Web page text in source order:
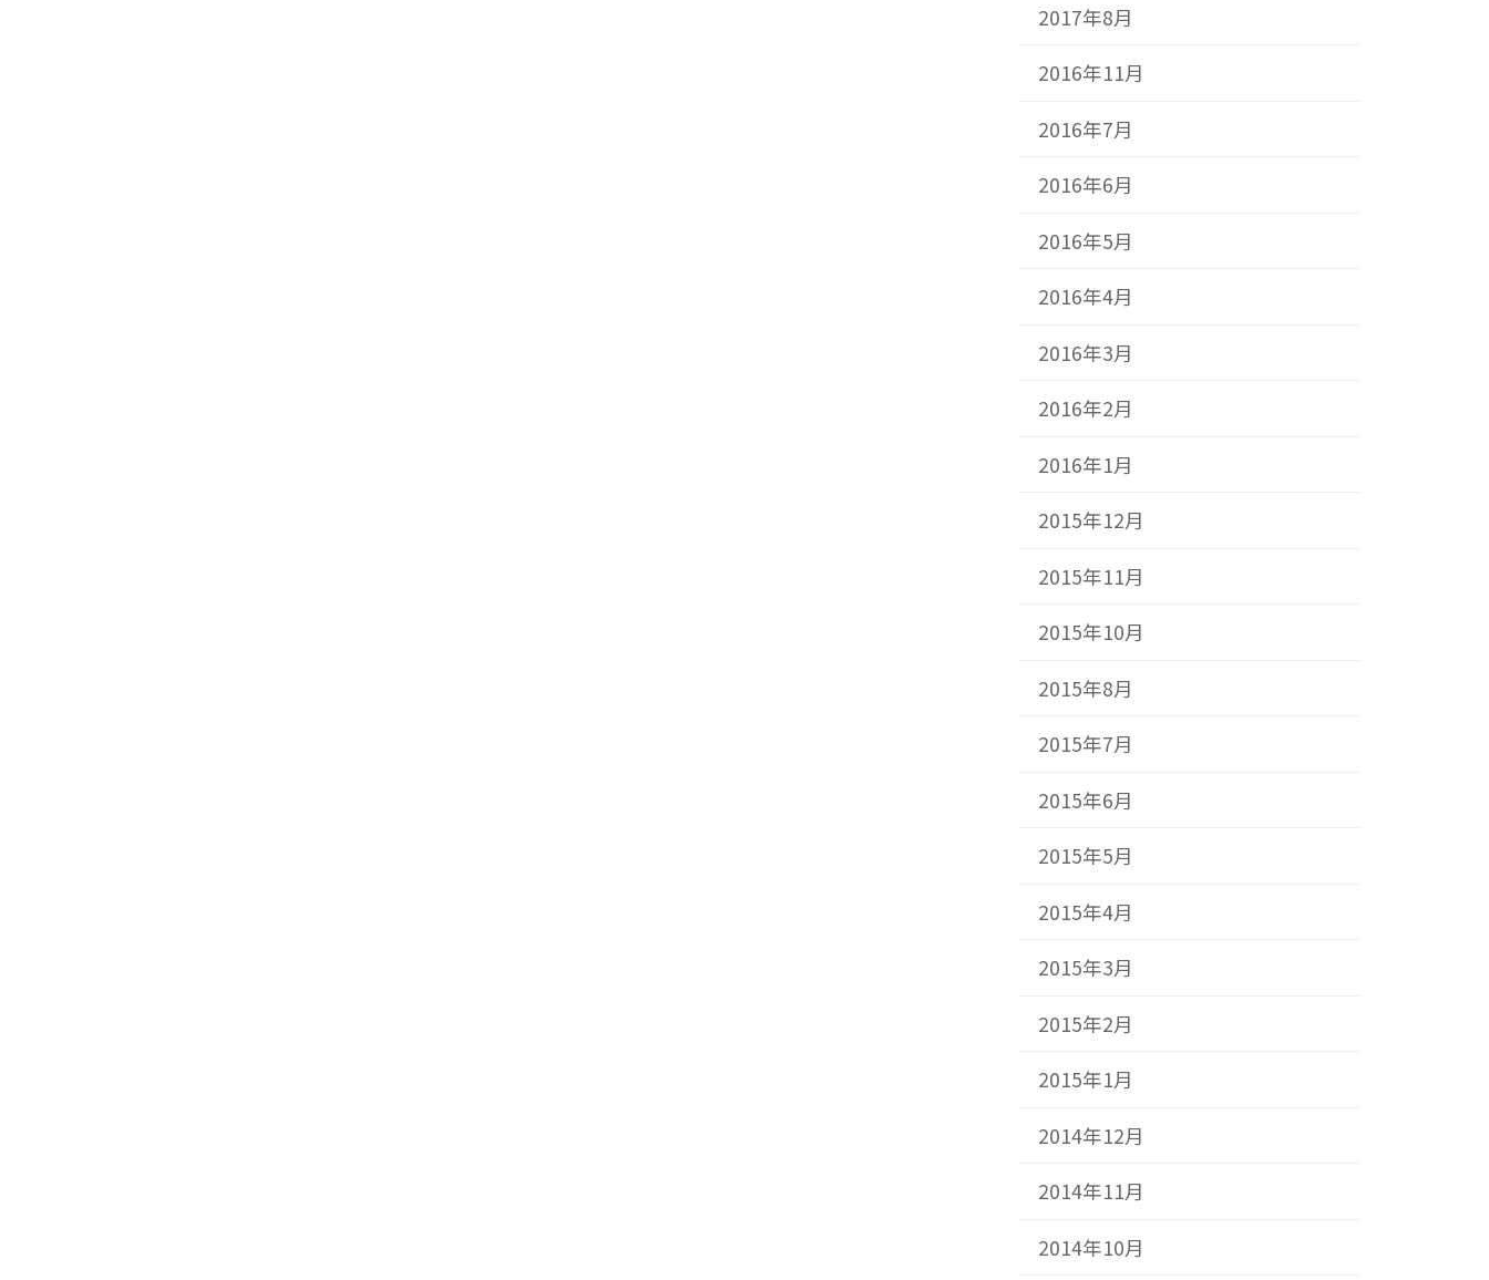
2017年8月
2016年11月
2016年7月
2016年6月
2016年5月
2016年4月
2016年3月
2016年2月
2016年1月
2015年12月
2015年11月
2015年10月
2015年8月
2015年7月
2015年6月
2015年5月
2015年4月
2015年3月
2015年2月
2015年1月
2014年12月
2014年11月
2014年10月